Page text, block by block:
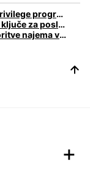
Europcar Privilege program zvestobe
Avtomat za ključe za poslovna potovanja.
Lokalne storitve najema vozil za podjetja